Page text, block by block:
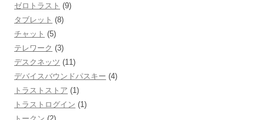
ゼロトラスト (9)
タブレット (8)
チャット (5)
テレワーク (3)
デスクネッツ (11)
デバイスバウンドパスキー (4)
トラストストア (1)
トラストログイン (1)